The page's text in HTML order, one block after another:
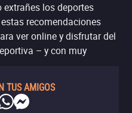
extrañes los deportes
recomendaciones
ver online y disfrutar del
– y con muy
TUS AMIGOS